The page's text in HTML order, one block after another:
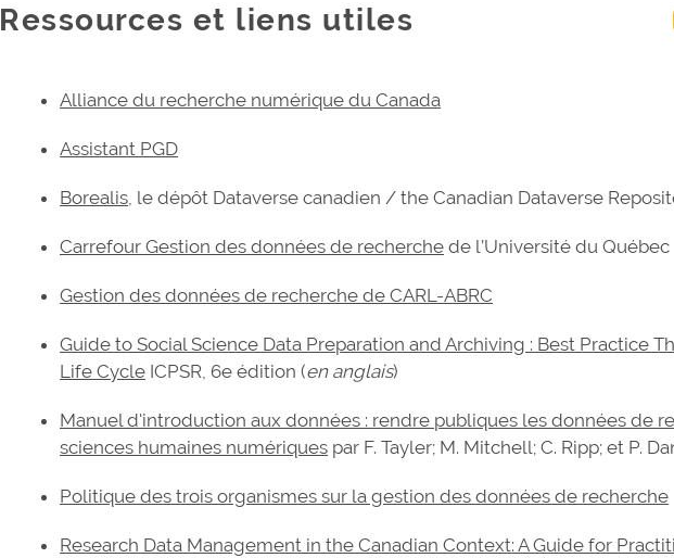
Ressources et liens utiles
Alliance du recherche numérique du Canada
Assistant PGD
Borealis , le dépôt Dataverse canadien / the Canadian Dataverse
Carrefour Gestion des données de recherche de l’Université du Québec
Gestion des données de recherche de CARL-ABRC
Guide to Social Science Data Preparation and Archiving : Best Practice
Life Cycle ICPSR, 6e édition (en anglais)
Manuel d'introduction aux données : rendre publiques les données de
sciences humaines numériques par F. Tayler; M. Mitchell; C. Ripp; et P.
Politique des trois organismes sur la gestion des données de recherche
Research Data Management in the Canadian Context: A Guide for